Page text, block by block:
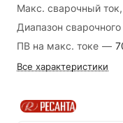
любой электросетью
того, такой аппарат
электромагнитных
платы и
Макс. сварочный
Диапазон сварочного
ПВ на макс. токе —
Все характеристики